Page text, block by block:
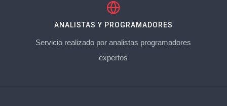
ANALISTAS Y PROGRAMADORES
Servicio realizado por analistas programadores
expertos